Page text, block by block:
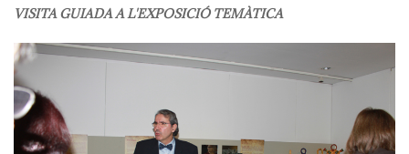
VISITA GUIADA A L'EXPOSICIÓ TEMÀTICA